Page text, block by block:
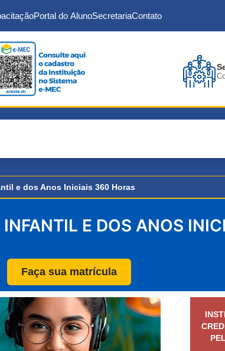
Portal do AlunoSecretariaContato
e dos Anos Iniciais 360 Horas
E DOS ANOS
Faça sua matrícula